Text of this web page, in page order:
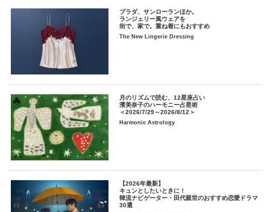
プラダ、サンローランほか。
ランジェリー風ウェアを
街で、家で。重ね着にもおすすめ
The New Lingerie Dressing
月のリズムで読む、12星座占い
濱美奈子のハーモニー占星術
＜2026/7/29～2026/8/12＞
Harmonic Astrology
【2026年最新】
キュンとしたいときに！
韓流ナビゲーター・田代親世のおすすめ恋愛ドラマ
30選